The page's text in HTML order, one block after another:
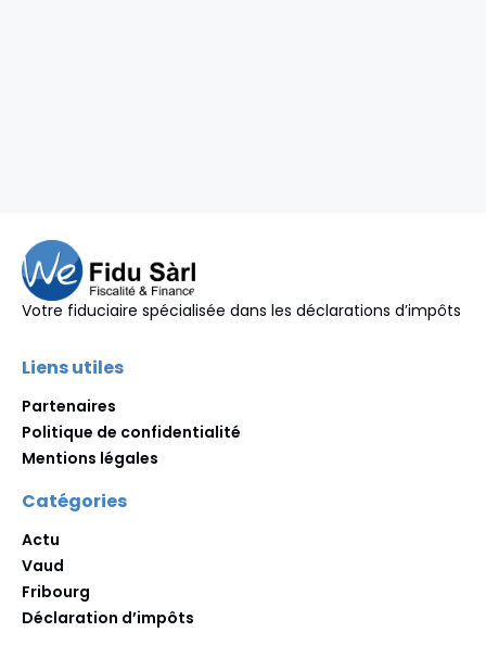
Votre fiduciaire spécialisée dans les déclarations d’impôts
Liens utiles
Partenaires
Politique de confidentialité
Mentions légales
Catégories
Actu
Vaud
Fribourg
Déclaration d’impôts